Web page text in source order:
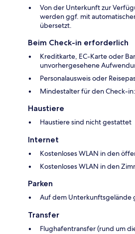
Von der Unterkunft zur
werden ggf. mit
übersetzt.
Beim Check-in erforderlich
Kreditkarte, EC-Karte oder
unvorhergesehene
Personalausweis oder
Mindestalter für den Check-
Haustiere
Haustiere sind nicht gestattet
Internet
Kostenloses WLAN in den
Kostenloses WLAN in den
Parken
Auf dem Unterkunftsgelände
Transfer
Flughafentransfer (rund um